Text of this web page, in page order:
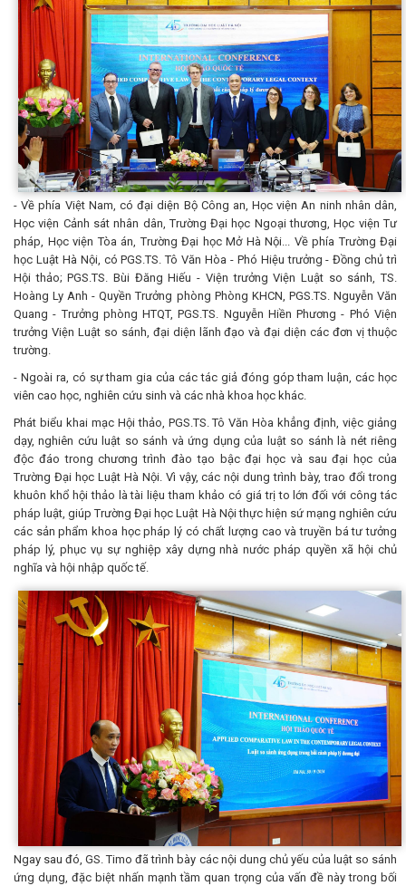
- Về phía Việt Nam, có đại diện Bộ Công an, Học viện An ninh nhân dân,
Học viện Cảnh sát nhân dân, Trường Đại học Ngoại thương, Học viện Tư
pháp, Học viện Tòa án, Trường Đại học Mở Hà Nội... Về phía Trường Đại
học Luật Hà Nội, có PGS.TS. Tô Văn Hòa - Phó Hiệu trưởng - Đồng chủ trì
Hội thảo; PGS.TS. Bùi Đăng Hiếu - Viện trưởng Viện Luật so sánh, TS.
Hoàng Ly Anh - Quyền Trưởng phòng Phòng KHCN, PGS.TS. Nguyễn Văn
Quang - Trưởng phòng HTQT, PGS.TS. Nguyễn Hiền Phương - Phó Viện
trưởng Viện Luật so sánh, đại diện lãnh đạo và đại diện các đơn vị thuộc
trường.
- Ngoài ra, có sự tham gia của các tác giả đóng góp tham luận, các học
viên cao học, nghiên cứu sinh và các nhà khoa học khác.
Phát biểu khai mạc Hội thảo, PGS.TS. Tô Văn Hòa khẳng định, việc giảng
dạy, nghiên cứu luật so sánh và ứng dụng của luật so sánh là nét riêng
độc đáo trong chương trình đào tạo bậc đại học và sau đại học của
Trường Đại học Luật Hà Nội. Vì vậy, các nội dung trình bày, trao đổi trong
khuôn khổ hội thảo là tài liệu tham khảo có giá trị to lớn đối với công tác
pháp luật, giúp Trường Đại học Luật Hà Nội thực hiện sứ mạng nghiên cứu
các sản phẩm khoa học pháp lý có chất lượng cao và truyền bá tư tưởng
pháp lý, phục vụ sự nghiệp xây dựng nhà nước pháp quyền xã hội chủ
nghĩa và hội nhập quốc tế.
Ngay sau đó, GS. Timo đã trình bày các nội dung chủ yếu của luật so sánh
ứng dụng, đặc biệt nhấn mạnh tầm quan trọng của vấn đề này trong bối